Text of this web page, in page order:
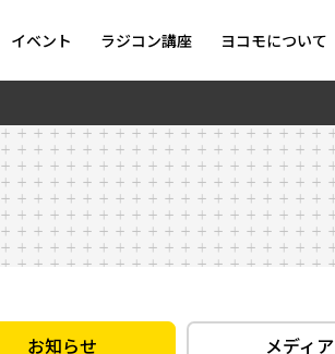
イベント ラジコン講座 ヨコモについて
お知らせ メディア